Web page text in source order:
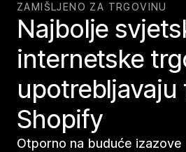
ZAMIŠLJENO ZA TRGOVINU
Najbolje
internetske
upotrebljavaju
Shopify
Otporno na buduće izazove